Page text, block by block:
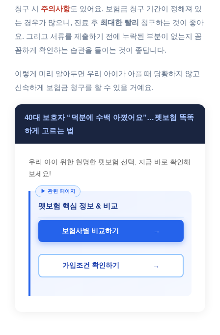
청구 시 주의사항도 있어요. 보험금 청구 기간이 정해져 있
는 경우가 많으니, 진료 후 최대한 빨리 청구하는 것이 좋아
요. 그리고 서류를 제출하기 전에 누락된 부분이 없는지 꼼
꼼하게 확인하는 습관을 들이는 것이 좋답니다.
이렇게 미리 알아두면 우리 아이가 아플 때 당황하지 않고
신속하게 보험금 청구를 할 수 있을 거예요.
40대 보호자 “덕분에 수백 아꼈어요”…펫보험 똑똑
하게 고르는 법
우리 아이 위한 현명한 펫보험 선택, 지금 바로 확인해
보세요!
펫보험 핵심 정보 & 비교
보험사별 비교하기 →
가입조건 확인하기 →